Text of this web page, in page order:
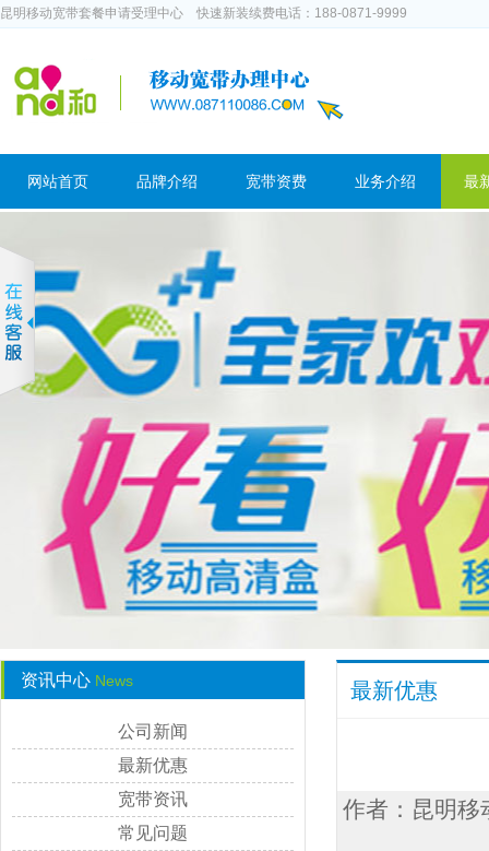
昆明移动宽带套餐申请受理中心 快速新装续费电话：188-0871-9999
网站首页 品牌介绍 宽带资费 业务介绍 最
资讯中心 News
公司新闻
最新优惠
宽带资讯
常见问题
最新优惠
作者：昆明移